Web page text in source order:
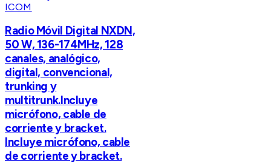
ICOM
Radio Móvil Digital NXDN,
50 W, 136-174MHz, 128
canales, analógico,
digital, convencional,
trunking y
multitrunk.Incluye
micrófono, cable de
corriente y bracket.
Incluye micrófono, cable
de corriente y bracket.